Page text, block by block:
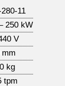
11
250 kW
V
mm
kg
tpm